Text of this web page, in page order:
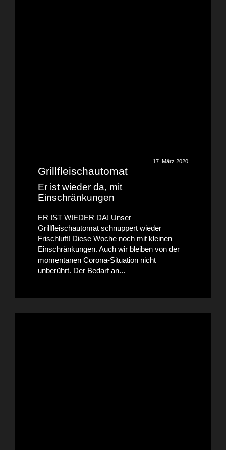
17. März 2020
Grillfleischautomat
Er ist wieder da, mit
Einschränkungen
ER IST WIEDER DA! Unser
Grillfleischautomat schnuppert wieder
Frischluft! Diese Woche noch mit kleinen
Einschränkungen. Auch wir bleiben von der
momentanen Corona-Situation nicht
unberührt. Der Bedarf an...